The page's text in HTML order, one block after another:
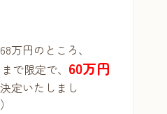
万円のところ、
まで限定で、 60万円
定いたしまし